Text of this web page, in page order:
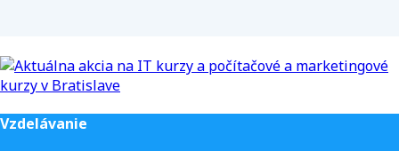
Vzdelávanie